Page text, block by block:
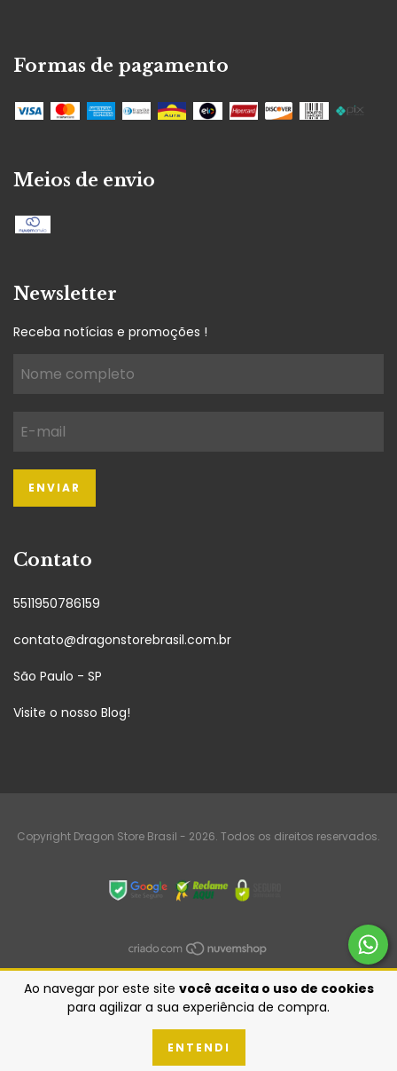
Ao navegar por este site você aceita o uso de cookies
para agilizar a sua experiência de compra.
ENTENDI
Formas de pagamento
Meios de envio
Newsletter
Receba notícias e promoções !
Contato
5511950786159
contato@dragonstorebrasil.com.br
São Paulo - SP
Visite o nosso Blog!
Copyright Dragon Store Brasil - 2026. Todos os direitos reservados.